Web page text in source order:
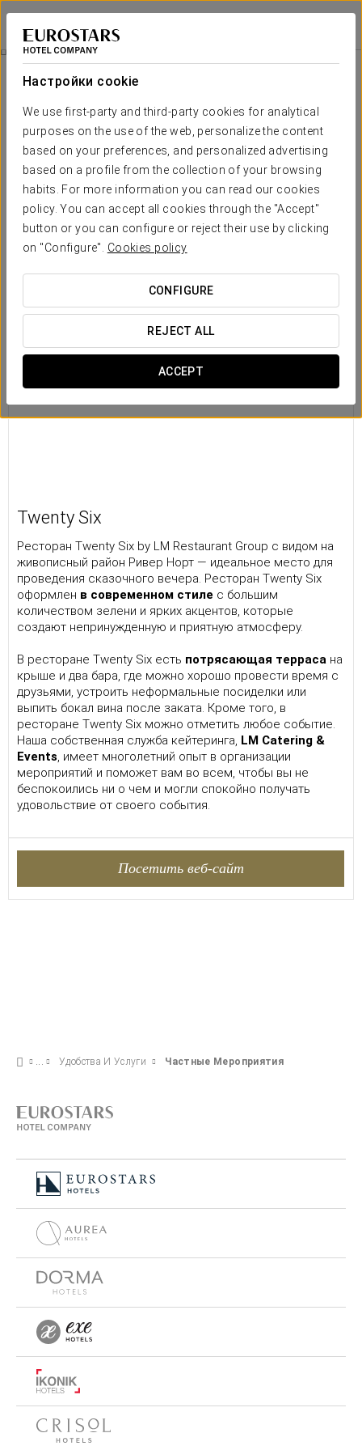
Настройки cookie
We use first-party and third-party cookies for analytical
purposes on the use of the web, personalize the content
based on your preferences, and personalized advertising
based on a profile from the collection of your browsing
habits. For more information you can read our cookies
policy. You can accept all cookies through the "Accept"
button or you can configure or reject their use by clicking
on "Configure". Cookies policy
CONFIGURE
REJECT ALL
ACCEPT
Eurostars Magnificent Mile
ЧИКАГО
Частные Мероприятия
Ресторан Twenty Six by LM Restaurant Groupс видом на
живописный район Ривер Норт— идеальное место для
проведения сказочного вечера.
внутреннего и наружного
пространствавключает в себя открытую террасу на
крыше, изготовленную на заказ мебель для отдыха и два
бара.
Twenty Six
Ресторан Twenty Six by LM Restaurant Group с видом на
живописный район Ривер Норт — идеальное место для
проведения сказочного вечера. Ресторан Twenty Six
оформлен в современном стиле с большим
количеством зелени и ярких акцентов, которые
создают непринужденную и приятную атмосферу.
В ресторане Twenty Six есть потрясающая терраса на
крыше и два бара, где можно хорошо провести время с
друзьями, устроить неформальные посиделки или
выпить бокал вина после заката. Кроме того, в
ресторане Twenty Six можно отметить любое событие.
Наша собственная служба кейтеринга, LM Catering &
Events, имеет многолетний опыт в организации
мероприятий и поможет вам во всем, чтобы вы не
беспокоились ни о чем и могли спокойно получать
удовольствие от своего события.
Посетить веб-сайт
Удобства И Услуги Частные Мероприятия